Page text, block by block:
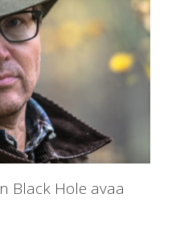
Black Hole avaa